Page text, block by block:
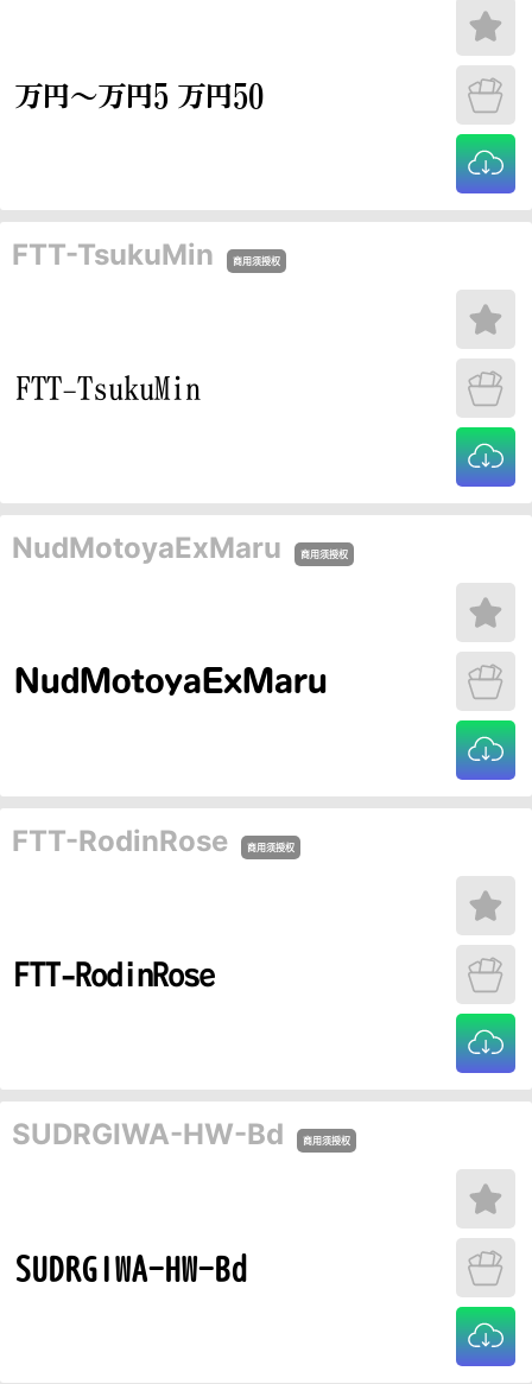
FTT-TsukuMin 商用须授权
NudMotoyaExMaru 商用须授权
FTT-RodinRose 商用须授权
SUDRGIWA-HW-Bd 商用须授权